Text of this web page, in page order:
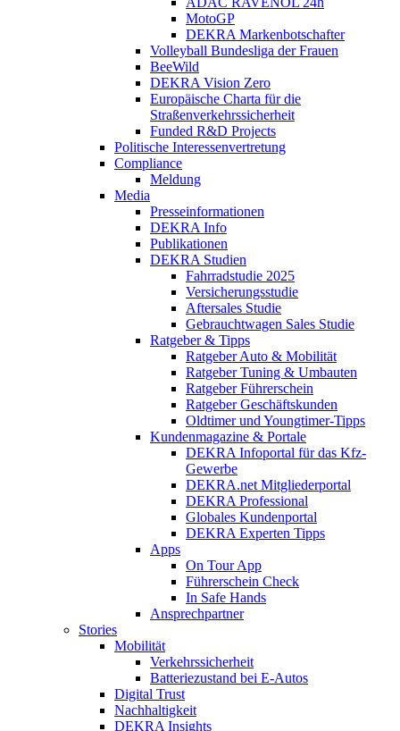
MotoGP
DEKRA Markenbotschafter
Volleyball Bundesliga der Frauen
BeeWild
DEKRA Vision Zero
Europäische Charta für die
Straßenverkehrssicherheit
Funded R&D Projects
Politische Interessenvertretung
Compliance
Meldung
Media
Presseinformationen
DEKRA Info
Publikationen
DEKRA Studien
Fahrradstudie 2025
Versicherungsstudie
Aftersales Studie
Gebrauchtwagen Sales Studie
Ratgeber & Tipps
Ratgeber Auto & Mobilität
Ratgeber Tuning & Umbauten
Ratgeber Führerschein
Ratgeber Geschäftskunden
Oldtimer und Youngtimer-Tipps
Kundenmagazine & Portale
DEKRA Infoportal für das Kfz-
Gewerbe
DEKRA.net Mitgliederportal
DEKRA Professional
Globales Kundenportal
DEKRA Experten Tipps
Apps
On Tour App
Führerschein Check
In Safe Hands
Ansprechpartner
Stories
Mobilität
Verkehrssicherheit
Batteriezustand bei E-Autos
Digital Trust
Nachhaltigkeit
DEKRA Insights